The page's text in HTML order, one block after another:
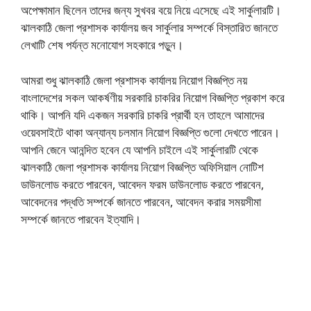
অপেক্ষামান ছিলেন তাদের জন্য সুখবর বয়ে নিয়ে এসেছে এই সার্কুলারটি।
ঝালকাঠি জেলা প্রশাসক কার্যালয় জব সার্কুলার সম্পর্কে বিস্তারিত জানতে
লেখাটি শেষ পর্যন্ত মনোযোগ সহকারে পড়ুন।
আমরা শুধু ঝালকাঠি জেলা প্রশাসক কার্যালয় নিয়োগ বিজ্ঞপ্তি নয়
বাংলাদেশের সকল আকর্ষণীয় সরকারি চাকরির নিয়োগ বিজ্ঞপ্তি প্রকাশ করে
থাকি। আপনি যদি একজন সরকারি চাকরি প্রার্থী হন তাহলে আমাদের
ওয়েবসাইটে থাকা অন্যান্য চলমান নিয়োগ বিজ্ঞপ্তি গুলো দেখতে পারেন।
আপনি জেনে আনন্দিত হবেন যে আপনি চাইলে এই সার্কুলারটি থেকে
ঝালকাঠি জেলা প্রশাসক কার্যালয় নিয়োগ বিজ্ঞপ্তি অফিসিয়াল নোটিশ
ডাউনলোড করতে পারবেন, আবেদন ফরম ডাউনলোড করতে পারবেন,
আবেদনের পদ্ধতি সম্পর্কে জানতে পারবেন, আবেদন করার সময়সীমা
সম্পর্কে জানতে পারবেন ইত্যাদি।